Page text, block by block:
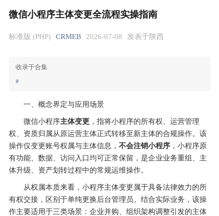
微信小程序主体变更全流程实操指南
标准版 (PHP) CRMEB 2026-07-08 发表于陕西
收录于合集
#
一、概念界定与应用场景
微信小程序主体变更 ，指将小程序的所有权、运营管理
权、资质归属从原运营主体正式转移至新主体的合规操作。该
操作仅变更账号权属与主体信息， 不会注销小程序 ，小程序原
有功能、数据、访问入口均可正常保留，是企业业务重组、主
体升级、资产划转过程中的常规运维操作。
从权属本质来看，小程序主体变更属于具备法律效力的所
有权交接，区别于单纯更换后台管理员。结合实际业务，该操
作主要适用于三类场景：企业并购、组织架构调整引发的主体